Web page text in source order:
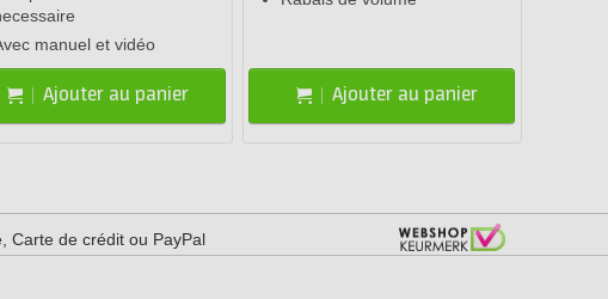
manuel et vidéo
Ajouter au panier Ajouter au panier
Carte de crédit ou PayPal